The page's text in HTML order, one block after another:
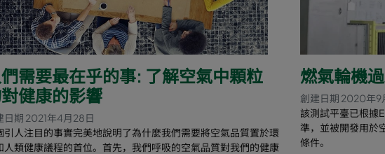
們需要最在乎的事: 了解空氣中顆粒
健康的影響
日期 2021年4月28日
引人注目的事實完美地說明了為什麼我們需要將空氣品質置於環
人類健康議程的首位。首先，我們呼吸的空氣品質對我們的健康
燃氣輪機
創建日期 2020年9
該測試平臺已根據
準，並被開發用於
條件。